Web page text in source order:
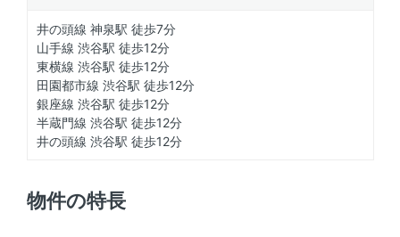
井の頭線 神泉駅 徒歩7分
山手線 渋谷駅 徒歩12分
東横線 渋谷駅 徒歩12分
田園都市線 渋谷駅 徒歩12分
銀座線 渋谷駅 徒歩12分
半蔵門線 渋谷駅 徒歩12分
井の頭線 渋谷駅 徒歩12分
物件の特長